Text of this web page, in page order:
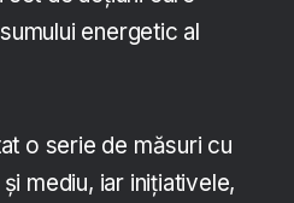
energetic al
o serie de măsuri cu
mediu, iar inițiativele,